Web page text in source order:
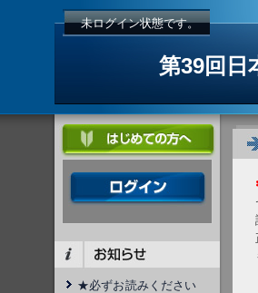
未ログイン状態です。
第39回日
★必ずお読みください